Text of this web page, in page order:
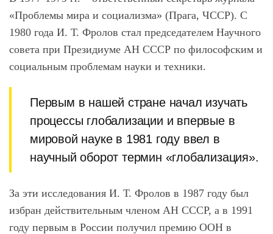
«Проблемы мира и социализма» (Прага, ЧССР). С
1980 года И. Т. Фролов стал председателем Научного
совета при Президиуме АН СССР по философским и
социальным проблемам науки и техники.
Первым в нашей стране начал изучать
процессы глобализации и впервые в
мировой науке в 1981 году ввел в
научный оборот термин «глобализация».
За эти исследования И. Т. Фролов в 1987 году был
избран действительным членом АН СССР, а в 1991
году первым в России получил премию ООН в